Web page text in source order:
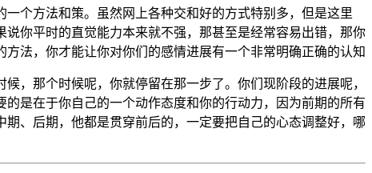
个方法和策。虽然网上各种交和好的方式特别多，但是这里
你平时的直觉能力本来就不强，那甚至是经常容易出错，那你
法，你才能让你对你们的感情进展有一个非常明确正确的认知
，那个时候呢，你就停留在那一步了。你们现阶段的进展呢，
是在于你自己的一个动作态度和你的行动力，因为前期的所有
、后期，他都是贯穿前后的，一定要把自己的心态调整好，哪